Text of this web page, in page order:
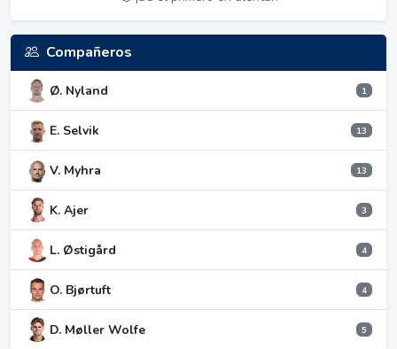
Compañeros
Ø. Nyland 1
E. Selvik 13
V. Myhra 13
K. Ajer 3
L. Østigård 4
O. Bjørtuft 4
D. Møller Wolfe 5